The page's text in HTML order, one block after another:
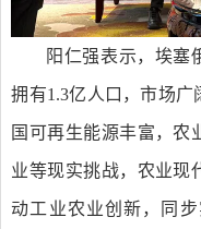
阳仁强表示，埃塞
拥有1.3亿人口，市场
国可再生能源丰富，农
业等现实挑战，农业现
动工业农业创新，同